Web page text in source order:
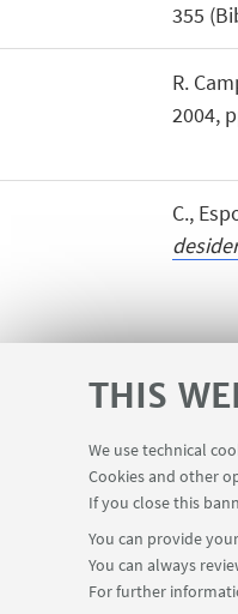
THIS
We use technical
Cookies and other
If you close this
You can provide
You can always
For further
355
R.
2004,
C.,
USEFUL LINKS